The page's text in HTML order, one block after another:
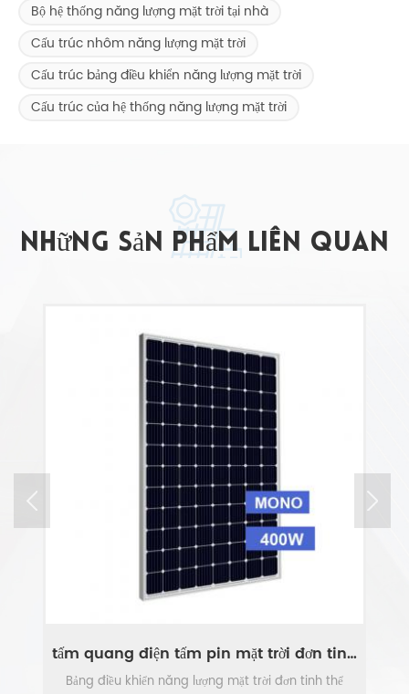
Bộ hệ thống năng lượng mặt trời tại nhà
Cấu trúc nhôm năng lượng mặt trời
Cấu trúc bảng điều khiển năng lượng mặt trời
Cấu trúc của hệ thống năng lượng mặt trời
những sản phẩm liên quan
tấm quang điện tấm pin mặt trời đơn tinh thể
Bảng điều khiển năng lượng mặt trời đơn tinh thể